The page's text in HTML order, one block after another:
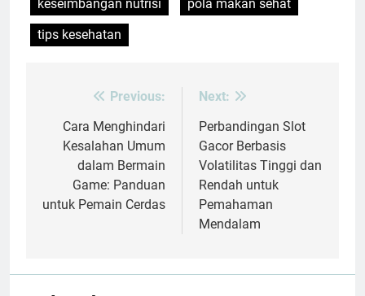
keseimbangan nutrisi
pola makan sehat
tips kesehatan
navigation
Previous:
Cara Menghindari
Kesalahan Umum
dalam Bermain
Game: Panduan
untuk Pemain Cerdas
Next:
Perbandingan Slot
Gacor Berbasis
Volatilitas Tinggi dan
Rendah untuk
Pemahaman
Mendalam